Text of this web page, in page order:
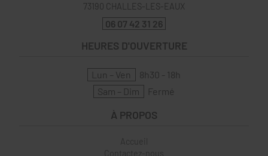
73190 CHALLES-LES-EAUX
06 07 42 31 26
HEURES D'OUVERTURE
Lun – Ven
8h30 - 18h
Sam – Dim
Fermé
À PROPOS